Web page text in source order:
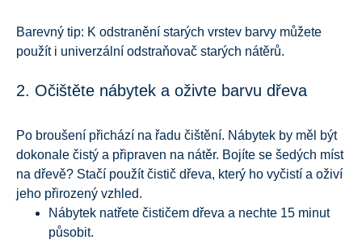
Barevný tip: K odstranění starých vrstev barvy můžete
použít i univerzální odstraňovač starých nátěrů.
2. Očištěte nábytek a oživte barvu dřeva
Po broušení přichází na řadu čištění. Nábytek by měl být
dokonale čistý a připraven na nátěr. Bojíte se šedých míst
na dřevě? Stačí použít čistič dřeva, který ho vyčistí a oživí
jeho přirozený vzhled.
Nábytek natřete čističem dřeva a nechte 15 minut
působit.